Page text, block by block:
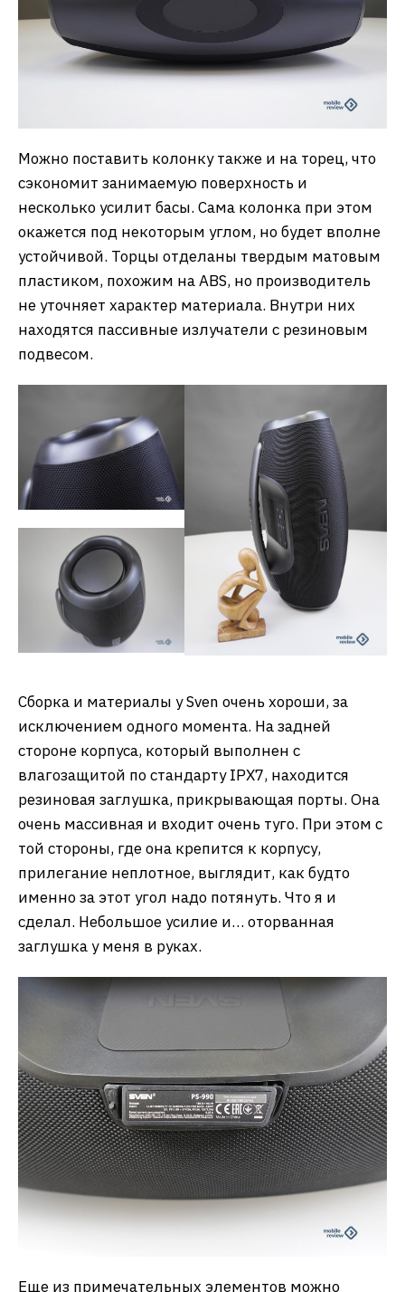
Можно поставить колонку также и на торец, что
сэкономит занимаемую поверхность и
несколько усилит басы. Сама колонка при этом
окажется под некоторым углом, но будет вполне
устойчивой. Торцы отделаны твердым матовым
пластиком, похожим на ABS, но производитель
не уточняет характер материала. Внутри них
находятся пассивные излучатели с резиновым
подвесом.
Сборка и материалы у Sven очень хороши, за
исключением одного момента. На задней
стороне корпуса, который выполнен с
влагозащитой по стандарту IPX7, находится
резиновая заглушка, прикрывающая порты. Она
очень массивная и входит очень туго. При этом с
той стороны, где она крепится к корпусу,
прилегание неплотное, выглядит, как будто
именно за этот угол надо потянуть. Что я и
сделал. Небольшое усилие и… оторванная
заглушка у меня в руках.
Еще из примечательных элементов можно